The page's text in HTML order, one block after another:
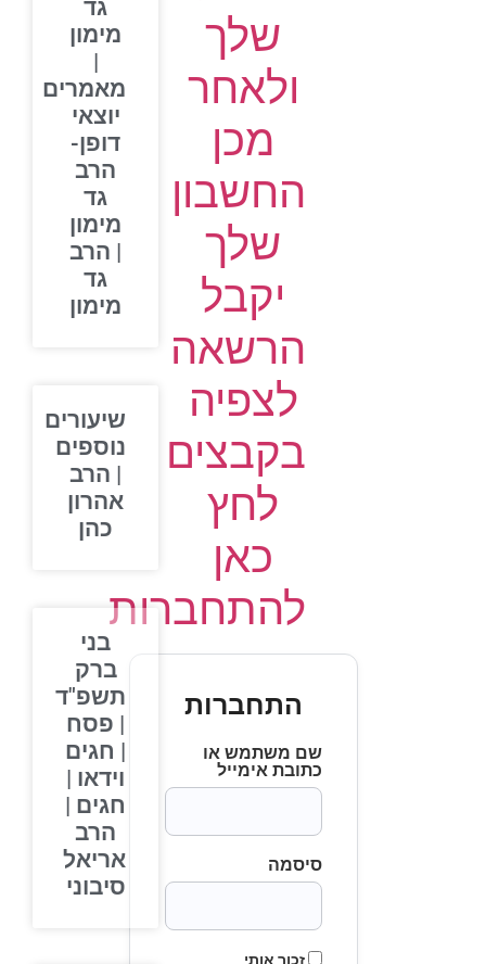
שלך
ולאחר
מכן
החשבון
שלך
יקבל
הרשאה
לצפיה
בקבצים
לחץ
כאן
להתחברות
התחברות
שם משתמש או
כתובת אימייל
סיסמה
זכור אותי
מימון
מאמרים
יוצאי
דופן-
הרב
מימון
| הרב
מימון
שיעורים
נוספים
| הרב
אהרון
כהן
בני
ברק
תשפ"ד
| פסח
| חגים
וידאו |
חגים |
הרב
אריאל
סיבוני